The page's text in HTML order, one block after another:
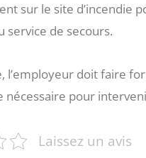
sur le site d’incendie
service de secours.
l’employeur doit faire
nécessaire pour
Laissez un avis